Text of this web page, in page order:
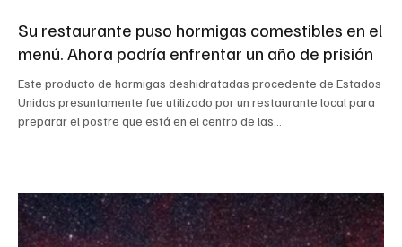
Su restaurante puso hormigas comestibles en el
menú. Ahora podría enfrentar un año de prisión
Este producto de hormigas deshidratadas procedente de Estados
Unidos presuntamente fue utilizado por un restaurante local para
preparar el postre que está en el centro de las
de prisión por decorar un postre de sorbete con hormigas. El
problema no es que hubiera insectos en el menú. Más bien, el
asunto